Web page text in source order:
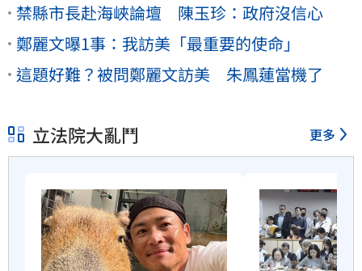
禁縣市長赴海峽論壇 陳玉珍：政府沒信心
鄭麗文曝1事：我訪美「最重要的使命」
這題好難？被問鄭麗文訪美 朱鳳蓮當機了
立法院大亂鬥 更多